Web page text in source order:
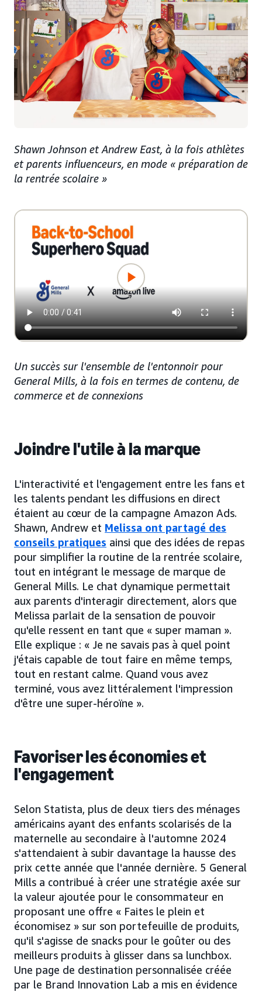
Shawn Johnson et Andrew East, à la fois athlètes
et parents influenceurs, en mode « préparation de
la rentrée scolaire »
Un succès sur l'ensemble de l'entonnoir pour
General Mills, à la fois en termes de contenu, de
commerce et de connexions
Joindre l'utile à la marque
L'interactivité et l'engagement entre les fans et
les talents pendant les diffusions en direct
étaient au cœur de la campagne Amazon Ads.
Shawn, Andrew et Melissa ont partagé des
conseils pratiques ainsi que des idées de repas
pour simplifier la routine de la rentrée scolaire,
tout en intégrant le message de marque de
General Mills. Le chat dynamique permettait
aux parents d'interagir directement, alors que
Melissa parlait de la sensation de pouvoir
qu'elle ressent en tant que « super maman ».
Elle explique : « Je ne savais pas à quel point
j'étais capable de tout faire en même temps,
tout en restant calme. Quand vous avez
terminé, vous avez littéralement l'impression
d'être une super-héroïne ».
Favoriser les économies et
l'engagement
Selon Statista, plus de deux tiers des ménages
américains ayant des enfants scolarisés de la
maternelle au secondaire à l'automne 2024
s'attendaient à subir davantage la hausse des
prix cette année que l'année dernière. 5 General
Mills a contribué à créer une stratégie axée sur
la valeur ajoutée pour le consommateur en
proposant une offre « Faites le plein et
économisez » sur son portefeuille de produits,
qu'il s'agisse de snacks pour le goûter ou des
meilleurs produits à glisser dans sa lunchbox.
Une page de destination personnalisée créée
par le Brand Innovation Lab a mis en évidence